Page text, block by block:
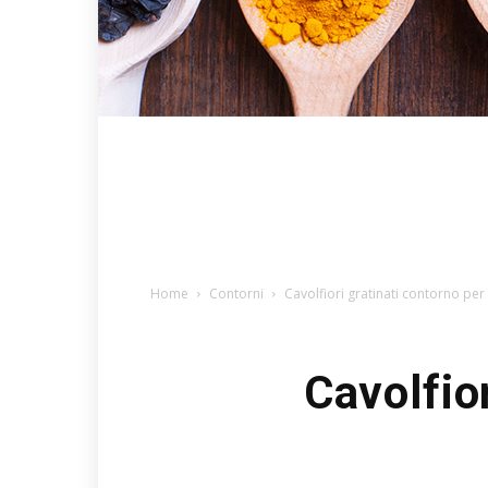
Home Contorni Cavolfiori gratinati contorno